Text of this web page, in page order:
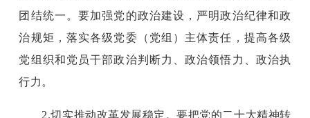
团结统一。要加强党的政治建设，严明政治纪律和政
治规矩，落实各级党委（党组）主体责任，提高各级
党组织和党员干部政治判断力、政治领悟力、政治执
行力。
2.切实推动改革发展稳定。要把党的二十大精神转